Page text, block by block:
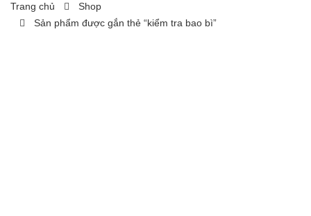
Trang chủ
Shop
Sản phẩm được gắn thẻ “kiểm tra bao bì”